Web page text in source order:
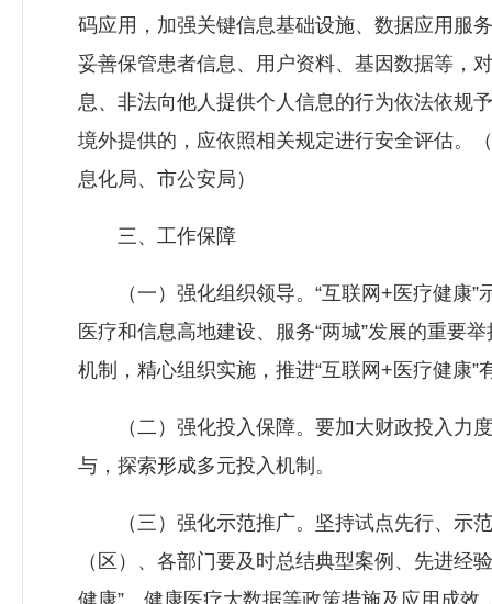
码应用，加强关键信息基础设施、数据应用服
妥善保管患者信息、用户资料、基因数据等，
息、非法向他人提供个人信息的行为依法依规
境外提供的，应依照相关规定进行安全评估。
息化局、市公安局）
三、工作保障
（一）强化组织领导。“互联网+医疗健康”
医疗和信息高地建设、服务“两城”发展的重要
机制，精心组织实施，推进“互联网+医疗健康”
（二）强化投入保障。要加大财政投入力度
与，探索形成多元投入机制。
（三）强化示范推广。坚持试点先行、示范
（区）、各部门要及时总结典型案例、先进经
健康”、健康医疗大数据等政策措施及应用成